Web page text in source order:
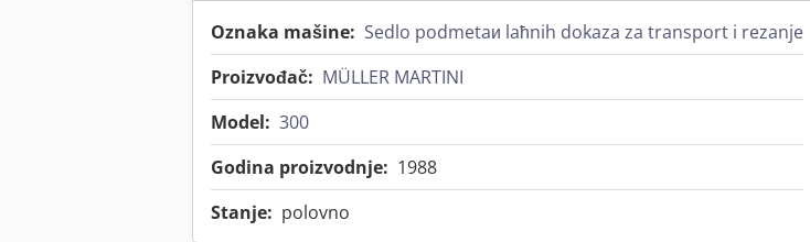
Oznaka mašine: Sedlo podmetaи laћnih dokaza za transport i rezanje
Proizvođač: MÜLLER MARTINI
Model: 300
Godina proizvodnje: 1988
Stanje: polovno